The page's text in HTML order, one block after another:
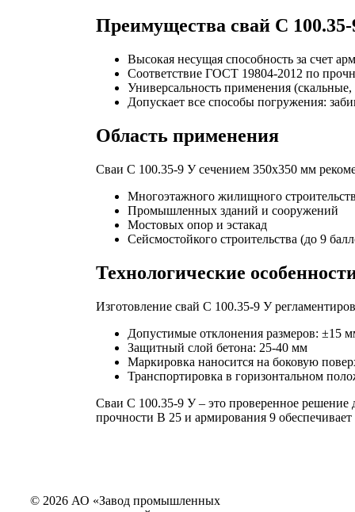
Преимущества свай С
Высокая несущая способность за счет
Соответствие ГОСТ 19804-2012 по
Универсальность применения
Допускает все способы погружения:
Область применения
Сваи С 100.35-9 У сечением 350х350 мм
Многоэтажного жилищного
Промышленных зданий и сооружений
Мостовых опор и эстакад
Сейсмостойкого строительства (до 9
Технологические
Изготовление свай С 100.35-9 У
Допустимые отклонения размеров: ±15
Защитный слой бетона: 25-40 мм
Маркировка наносится на боковую
Транспортировка в горизонтальном
Сваи С 100.35-9 У – это проверенное решение
прочности В 25 и армирования 9
© 2026 АО «Завод промышленных